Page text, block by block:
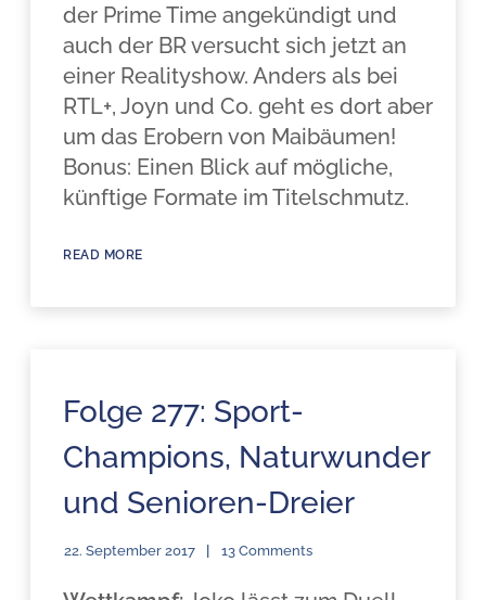
der Prime Time angekündigt und
auch der BR versucht sich jetzt an
einer Realityshow. Anders als bei
RTL+, Joyn und Co. geht es dort aber
um das Erobern von Maibäumen!
Bonus: Einen Blick auf mögliche,
künftige Formate im Titelschmutz.
READ MORE
Folge 277: Sport-
Champions, Naturwunder
und Senioren-Dreier
22. September 2017 13 Comments